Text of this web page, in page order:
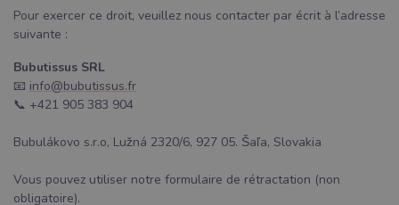
Pour exercer ce droit, veuillez nous contacter par écrit à l’adresse
suivante :
Bubutissus SRL
📧 info@bubutissus.fr
📞 +421 905 383 904
Bubulákovo s.r.o, Lužná 2320/6, 927 05. Šaľa, Slovakia
Vous pouvez utiliser notre formulaire de rétractation (non
obligatoire).